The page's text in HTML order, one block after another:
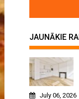
JAUNĀKIE
July 06, 2026